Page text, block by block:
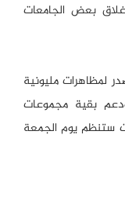
بعض الجامعات
لمظاهرات مليونية
بقية مجموعات
ستنظم يوم الجمعة